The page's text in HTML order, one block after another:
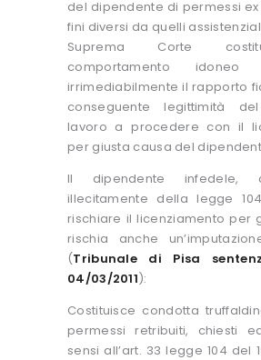
del dipendente di permessi
fini diversi da quelli
Suprema Corte
comportamento
irrimediabilmente il rapporto
conseguente legittimità
lavoro a procedere con il
per giusta causa del
Il dipendente infedele,
illecitamente della legge
rischiare il licenziamento per
rischia anche
(Tribunale di Pisa
04/03/2011):
Costituisce condotta
permessi retribuiti, chiesti
sensi all’art. 33 legge 104 del